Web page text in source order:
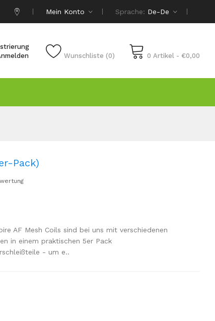
Mein Konto Sprache: De-De
Wunschliste (0) 0 Artikel - €0,00
Pack)
AF Mesh Coils sind bei uns mit verschiedenen
in einem praktischen 5er Pack
- um e..